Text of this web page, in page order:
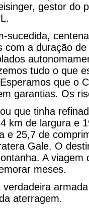
gestor do
sucedida,
com a duração
tudo o que
que o
garantias. Os
que tinha
km de largura e
e 25,7 de
Gale. O
A viagem
meses.
aterragem.